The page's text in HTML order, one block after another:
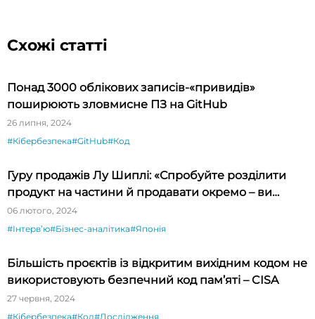
Схожі статті
Понад 3000 облікових записів-«привидів»
поширюють зловмисне ПЗ на GitHub
26 липня, 2024
#Кібербезпека#GitHub#Код
Гуру продажів Лу Шиплі: «Спробуйте розділити
продукт на частини й продавати окремо – ви
будете вражені»
06 лютого, 2024
#Інтервʼю#Бізнес-аналітика#Японія
Більшість проєктів із відкритим вихідним кодом не
використовують безпечний код пам’яті – CISA
27 червня, 2024
#Кібербезпека#Код#Дослідження